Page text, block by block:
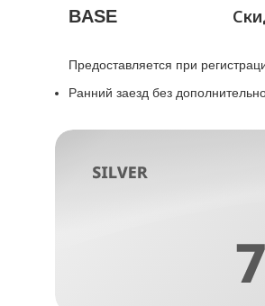
BASE
Предоставляется при
Ранний заезд без